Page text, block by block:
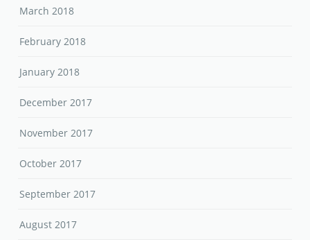
March 2018
February 2018
January 2018
December 2017
November 2017
October 2017
September 2017
August 2017